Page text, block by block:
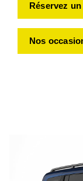
Réservez
Nos